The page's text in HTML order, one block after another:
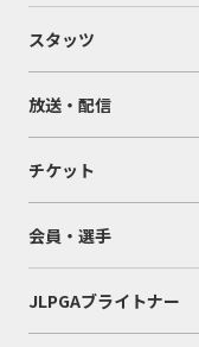
スタッツ
放送・配信
チケット
会員・選手
JLPGAブライトナー